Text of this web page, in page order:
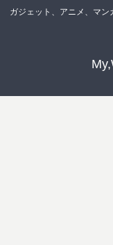
ガジェット、アニメ、マ